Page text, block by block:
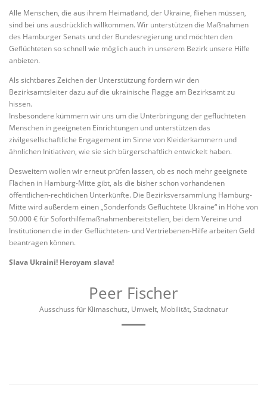
Alle Menschen, die aus ihrem Heimatland, der Ukraine, fliehen müssen,
sind bei uns ausdrücklich willkommen. Wir unterstützen die Maßnahmen
des Hamburger Senats und der Bundesregierung und möchten den
Geflüchteten so schnell wie möglich auch in unserem Bezirk unsere Hilfe
anbieten.
Als sichtbares Zeichen der Unterstützung fordern wir den
Bezirksamtsleiter dazu auf die ukrainische Flagge am Bezirksamt zu
hissen.
Insbesondere kümmern wir uns um die Unterbringung der geflüchteten
Menschen in geeigneten Einrichtungen und unterstützen das
zivilgesellschaftliche Engagement im Sinne von Kleiderkammern und
ähnlichen Initiativen, wie sie sich bürgerschaftlich entwickelt haben.
Desweitern wollen wir erneut prüfen lassen, ob es noch mehr geeignete
Flächen in Hamburg-Mitte gibt, als die bisher schon vorhandenen
öffentlichen-rechtlichen Unterkünfte. Die Bezirksversammlung Hamburg-
Mitte wird außerdem einen „Sonderfonds Geflüchtete Ukraine“ in Höhe von
50.000 € für Soforthilfemaßnahmenbereitstellen, bei dem Vereine und
Institutionen die in der Geflüchteten- und Vertriebenen-Hilfe arbeiten Geld
beantragen können.
Slava Ukraini! Heroyam slava!
Peer Fischer
Ausschuss für Klimaschutz, Umwelt, Mobilität, Stadtnatur